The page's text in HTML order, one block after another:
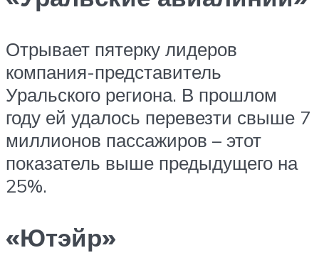
Отрывает пятерку лидеров
компания-представитель
Уральского региона. В прошлом
году ей удалось перевезти свыше 7
миллионов пассажиров – этот
показатель выше предыдущего на
25%.
«Ютэйр»